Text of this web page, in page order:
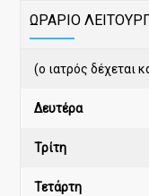
ΩΡΑΡΙΟ
(ο ιατρός δέχεται
Δευτέρα
Τρίτη
Τετάρτη